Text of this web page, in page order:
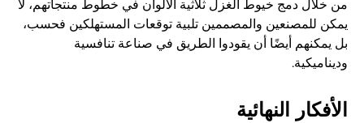
من خلال دمج خيوط الغزل ثلاثية الألوان في خطوط منتجاتهم، لا
يمكن للمصنعين والمصممين تلبية توقعات المستهلكين فحسب،
بل يمكنهم أيضًا أن يقودوا الطريق في صناعة تنافسية
وديناميكية.
الأفكار النهائية